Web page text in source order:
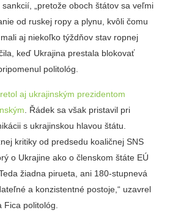
„pretože oboch štátov sa veľmi
od ruskej ropy a plynu, kvôli čomu
aj niekoľko týždňov stav ropnej
keď Ukrajina prestala blokovať
politológ.
aj ukrajinským prezidentom
. Řádek sa však pristavil pri
s ukrajinskou hlavou štátu.
kritiky od predsedu koaličnej SNS
o Ukrajine ako o členskom štáte EÚ
žiadna pirueta, ani 180-stupnevá
a konzistentné postoje,“ uzavrel
politológ.